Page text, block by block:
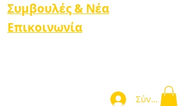
Σύνδεση
Συμβουλές & Νέα
Επικοινωνία